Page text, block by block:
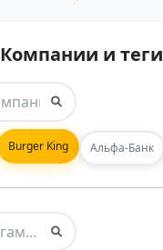
Компании и теги
Burger King Альфа-Банк